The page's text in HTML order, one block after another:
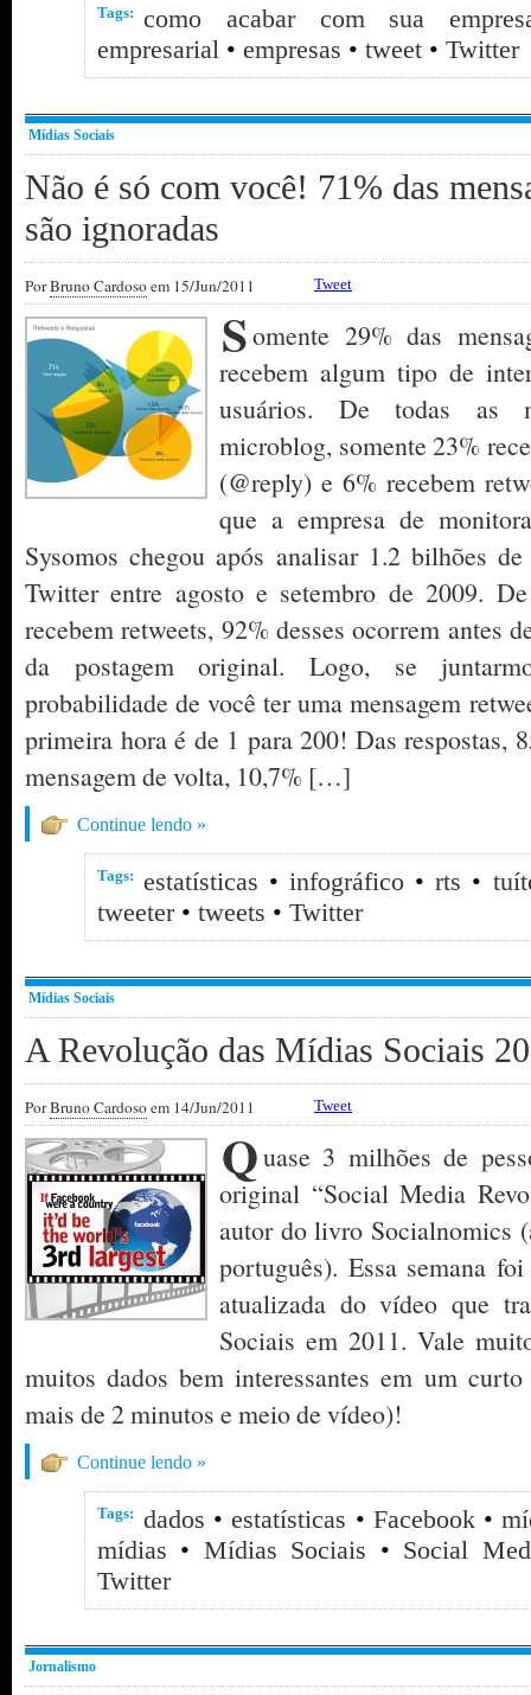
Tags: como acabar com sua
empresarial • empresas • tweet • Twitter
Mídias Sociais
Não é só com você! 71% das
são ignoradas
PorBruno Cardosoem 15/Jun/2011 Tweet
Somente 29% das
recebem algum tipo de
usuários. De todas as
microblog, somente 23%
(@reply) e 6% recebem
que a empresa de
Sysomos chegou após analisar 1.2 bilhões
Twitter entre agosto e setembro de 2009.
recebem retweets, 92% desses ocorrem antes
da postagem original. Logo, se
probabilidade de você ter uma mensagem
primeira hora é de 1 para 200! Das respostas,
mensagem de volta, 10,7% […]
Continue lendo »
Tags: estatísticas •infográfico •rts •
tweeter• tweets • Twitter
Mídias Sociais
A Revolução das Mídias Sociais
PorBruno Cardosoem 14/Jun/2011 Tweet
Quase 3 milhões de
original “Social Media
autor do livro Socialnomics
português). Essa semana
atualizada do vídeo que
Sociais em 2011. Vale
muitos dados bem interessantes em um
mais de 2 minutos e meio de vídeo)!
Continue lendo »
Tags: dados •estatísticas • Facebook•
mídias • Mídias Sociais • Social
Twitter
Jornalismo